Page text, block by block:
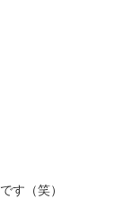
です（笑）